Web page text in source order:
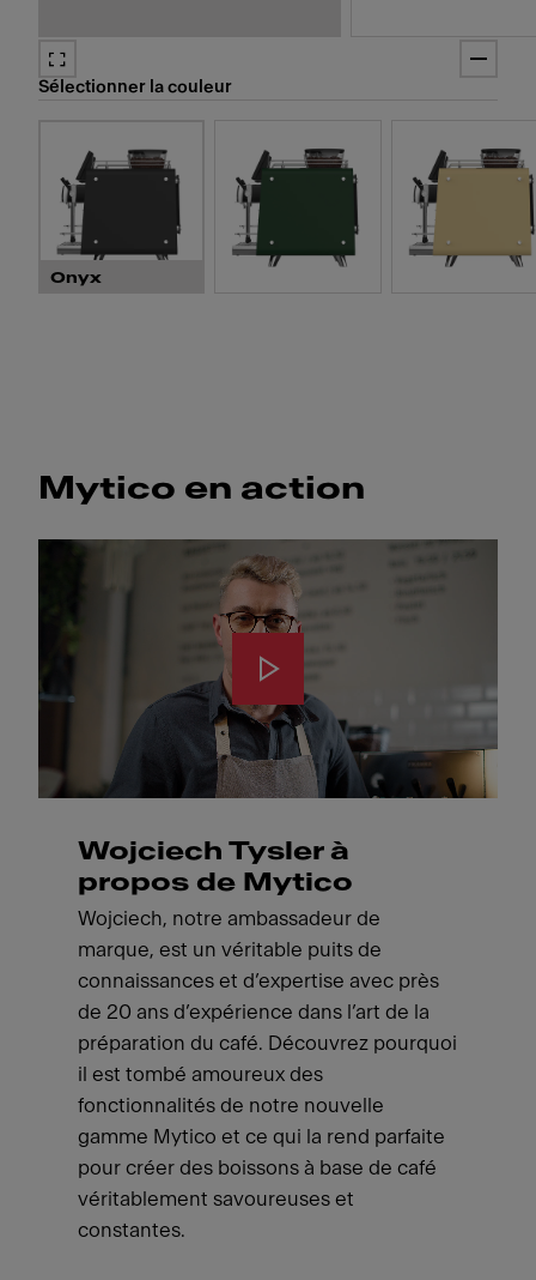
Sélectionner la couleur
Onyx
Mytico en action
Wojciech Tysler à
propos de Mytico
Wojciech, notre ambassadeur de
marque, est un véritable puits de
connaissances et d’expertise avec près
de 20 ans d’expérience dans l’art de la
préparation du café. Découvrez pourquoi
il est tombé amoureux des
fonctionnalités de notre nouvelle
gamme Mytico et ce qui la rend parfaite
pour créer des boissons à base de café
véritablement savoureuses et
constantes.